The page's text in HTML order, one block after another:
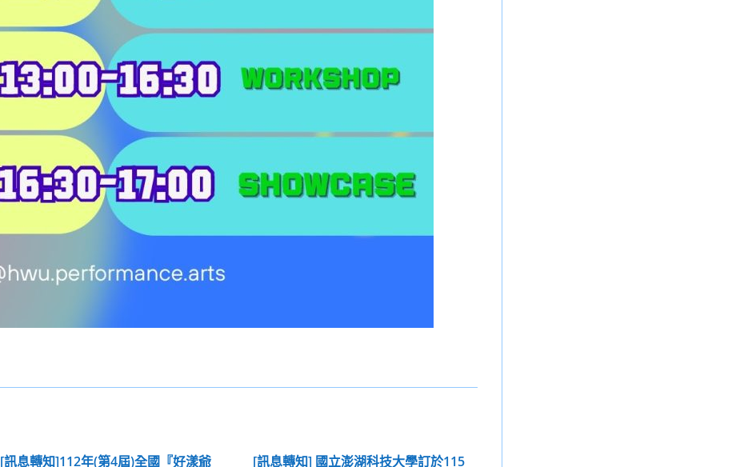
[訊息轉知]112年(第4屆)全國『好漾爺 [訊息轉知] 國立澎湖科技大學訂於115